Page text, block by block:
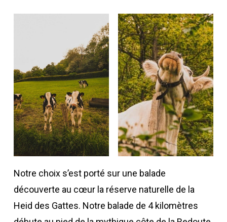
Notre choix s’est porté sur une balade
découverte au cœur la réserve naturelle de la
Heid des Gattes. Notre balade de 4 kilomètres